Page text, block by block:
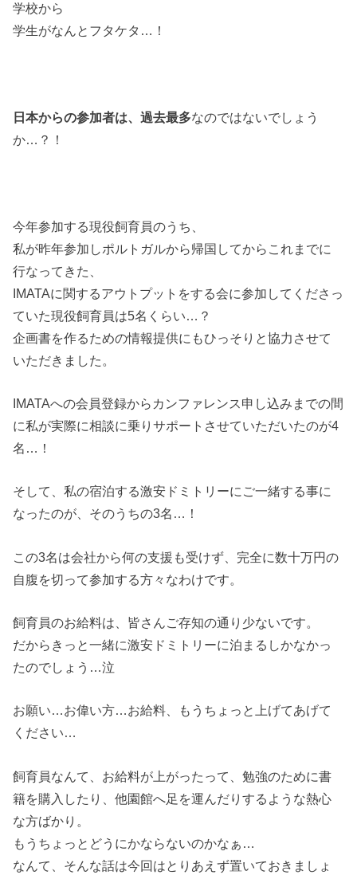
学校から
学生がなんとフタケタ…！
日本からの参加者は、過去最多なのではないでしょう
か…？！
今年参加する現役飼育員のうち、
私が昨年参加しポルトガルから帰国してからこれまでに
行なってきた、
IMATAに関するアウトプットをする会に参加してくださっ
ていた現役飼育員は5名くらい…？
企画書を作るための情報提供にもひっそりと協力させて
いただきました。
IMATAへの会員登録からカンファレンス申し込みまでの間
に私が実際に相談に乗りサポートさせていただいたのが4
名…！
そして、私の宿泊する激安ドミトリーにご一緒する事に
なったのが、そのうちの3名…！
この3名は会社から何の支援も受けず、完全に数十万円の
自腹を切って参加する方々なわけです。
飼育員のお給料は、皆さんご存知の通り少ないです。
だからきっと一緒に激安ドミトリーに泊まるしかなかっ
たのでしょう…泣
お願い…お偉い方…お給料、もうちょっと上げてあげて
ください…
飼育員なんて、お給料が上がったって、勉強のために書
籍を購入したり、他園館へ足を運んだりするような熱心
な方ばかり。
もうちょっとどうにかならないのかなぁ…
なんて、そんな話は今回はとりあえず置いておきましょ